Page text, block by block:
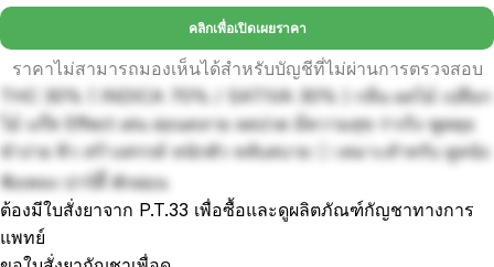
คลิกเพื่อเปิดเผยราคา
ราคาไม่สามารถมองเห็นได้สำหรับบัญชีที่ไม่ผ่านการตรวจสอบ
THC 30% ( INDICA 70% / SATIVA 30% ) กลิ่น ผลไม้ เปลือก
ไม้ แก๊ส Effect เด่น ผ่อนคลาย ลดปวด มีความสุข ร่าเริง พูดคุย
ขำง่าย หิว สร้างสรรค์ หนักตัว หลับสบาย 🌕 เหมาะสำหรับ ดูหนัง
ฟังเพลง ปาร์ตี้ พักผ่อน
ต้องมีใบสั่งยาจาก P.T.33 เพื่อซื้อและดูผลิตภัณฑ์กัญชาทางการ
แพทย์